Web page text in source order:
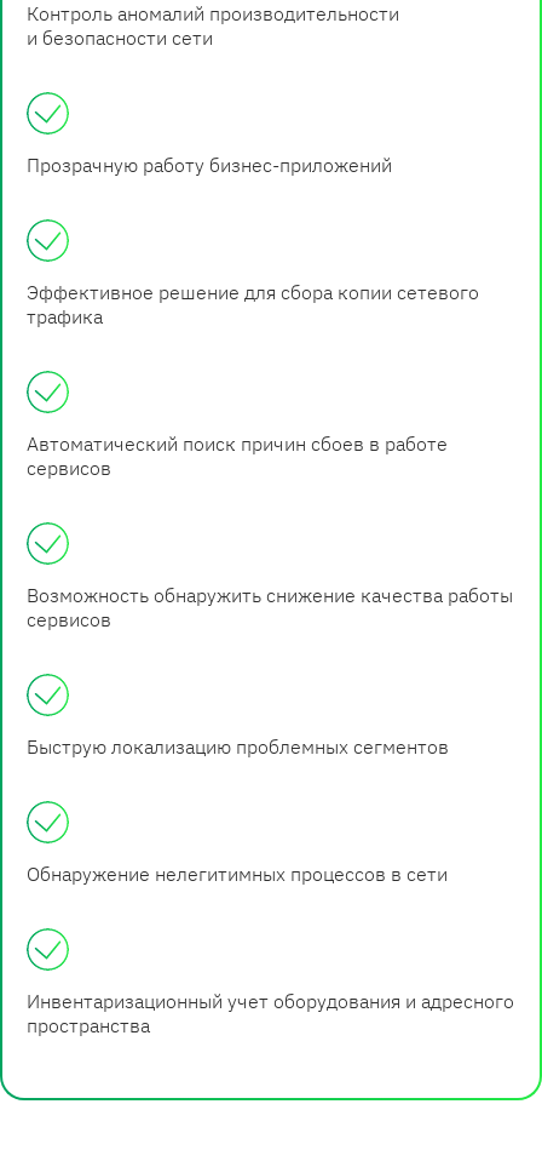
Контроль аномалий производительности
и безопасности сети
Прозрачную работу бизнес-приложений
Эффективное решение для сбора копии сетевого
трафика
Автоматический поиск причин сбоев в работе
сервисов
Возможность обнаружить снижение качества работы
сервисов
Быструю локализацию проблемных сегментов
Обнаружение нелегитимных процессов в сети
Инвентаризационный учет оборудования и адресного
пространства